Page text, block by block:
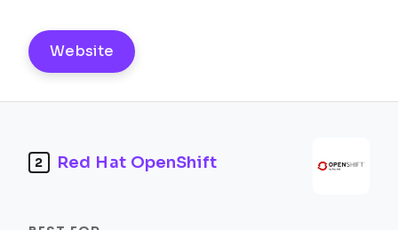
Website
2 Red Hat OpenShift